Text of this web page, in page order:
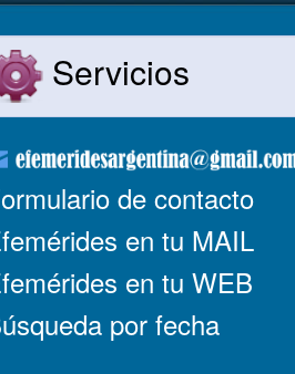
Servicios
de contacto
en tu MAIL
en tu WEB
por fecha